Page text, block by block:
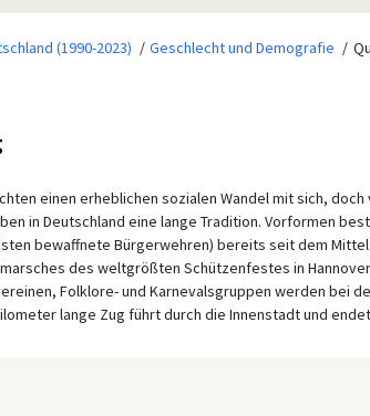
(1990-2023) Geschlecht und Demografie
einen erheblichen sozialen Wandel mit sich,
in Deutschland eine lange Tradition. Vorformen
bewaffnete Bürgerwehren) bereits seit dem
des weltgrößten Schützenfestes in Hannover
Folklore- und Karnevalsgruppen werden bei
lange Zug führt durch die Innenstadt und